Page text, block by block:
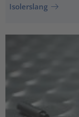
Isolerslang